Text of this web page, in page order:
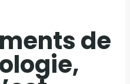
de